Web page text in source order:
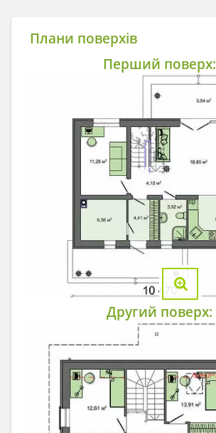
Плани поверхів
Перший поверх:
Другий поверх: